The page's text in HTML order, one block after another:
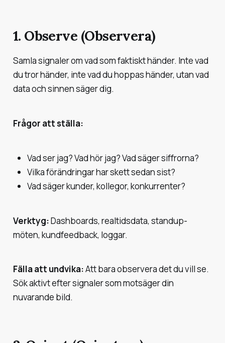
1. Observe (Observera)
Samla signaler om vad som faktiskt händer. Inte vad
du tror händer, inte vad du hoppas händer, utan vad
data och sinnen säger dig.
Frågor att ställa:
Vad ser jag? Vad hör jag? Vad säger siffrorna?
Vilka förändringar har skett sedan sist?
Vad säger kunder, kollegor, konkurrenter?
Verktyg:Dashboards, realtidsdata, standup-
möten, kundfeedback, loggar.
Fälla att undvika:Att bara observera det du vill se.
Sök aktivt efter signaler som motsäger din
nuvarande bild.